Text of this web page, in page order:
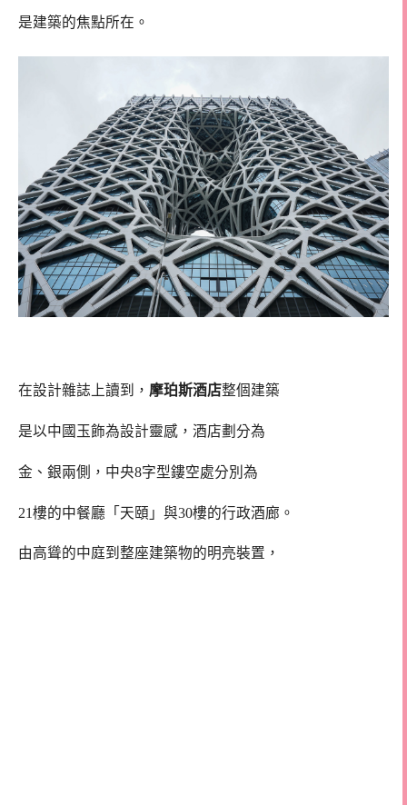
是建築的焦點所在。
在設計雜誌上讀到， 摩珀斯酒店整個建築
是以中國玉飾為設計靈感，酒店劃分為
金、銀兩側，中央8字型鏤空處分別為
21樓的中餐廳「天頤」與30樓的行政酒廊。
由高聳的中庭到整座建築物的明亮裝置，